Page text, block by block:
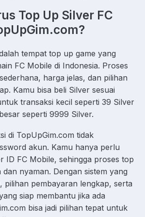
Top Up Silver FC
tempat top up game yang
FC Mobile di Indonesia. Proses
harga jelas, dan pilihan
Kamu bisa beli Silver sesuai
transaksi kecil seperti 39 Silver
seperti 9999 Silver.
di TopUpGim.com tidak
akun. Kamu hanya perlu
ID FC Mobile, sehingga proses top
dan nyaman. Dengan sistem yang
pilihan pembayaran lengkap, serta
siap membantu jika ada
bisa jadi pilihan tepat untuk